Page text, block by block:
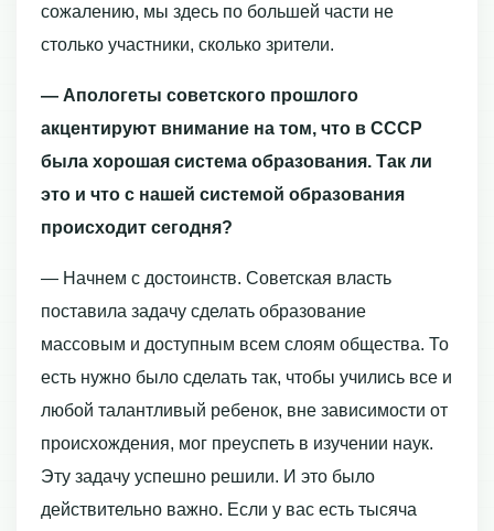
сожалению, мы здесь по большей части не
столько участники, сколько зрители.
— Апологеты советского прошлого
акцентируют внимание на том, что в СССР
была хорошая система образования. Так ли
это и что с нашей системой образования
происходит сегодня?
— Начнем с достоинств. Советская власть
поставила задачу сделать образование
массовым и доступным всем слоям общества. То
есть нужно было сделать так, чтобы учились все и
любой талантливый ребенок, вне зависимости от
происхождения, мог преуспеть в изучении наук.
Эту задачу успешно решили. И это было
действительно важно. Если у вас есть тысяча